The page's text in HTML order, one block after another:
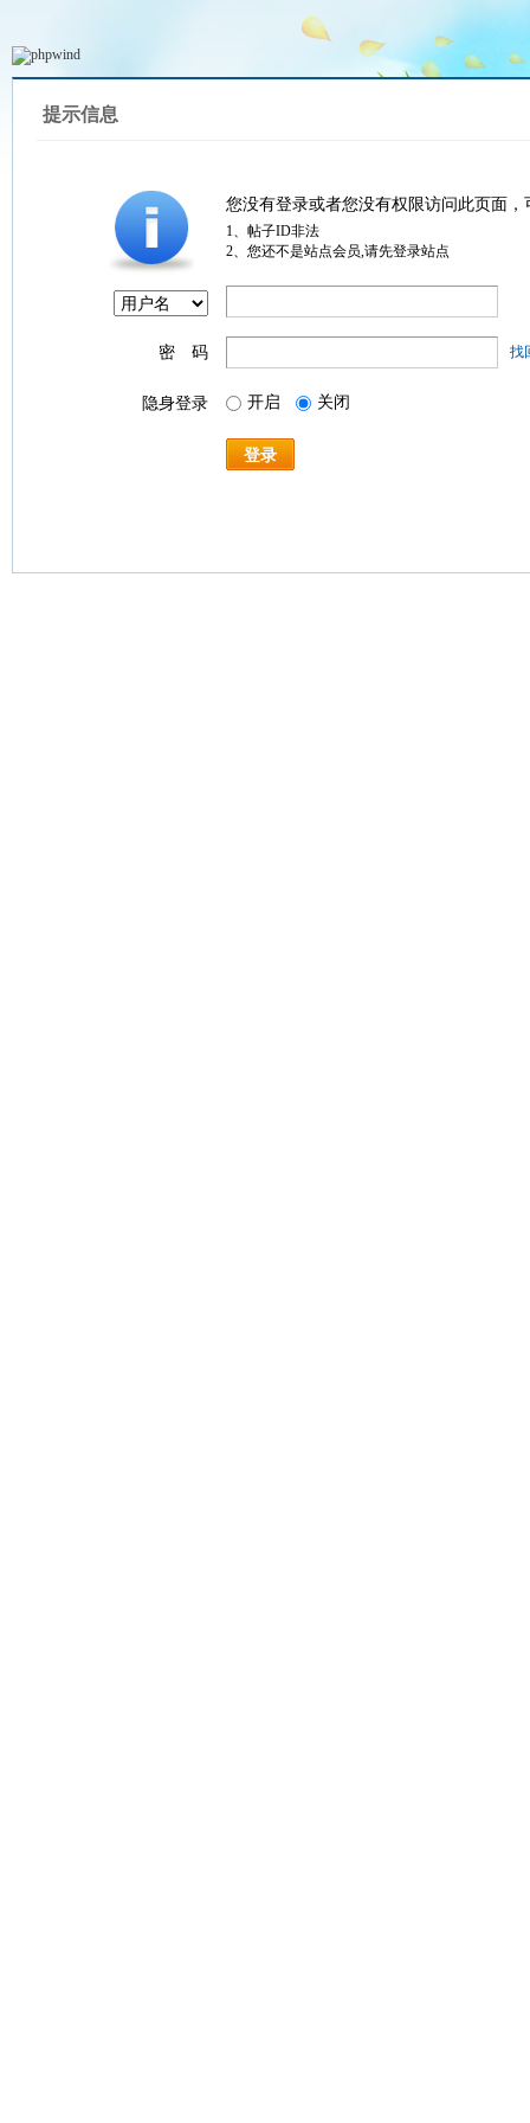
提示信息
您没有登录或者您没有权限访问此页面
1、帖子ID非法
2、您还不是站点会员,请先登录站点
密 码 找
隐身登录 开启 关闭
登录